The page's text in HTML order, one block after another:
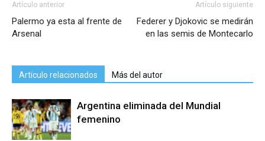
Artículo anterior
Palermo ya esta al frente de
Arsenal
Artículo siguiente
Federer y Djokovic se medirán
en las semis de Montecarlo
Artículo relacionados Más del autor
Argentina eliminada del Mundial
femenino